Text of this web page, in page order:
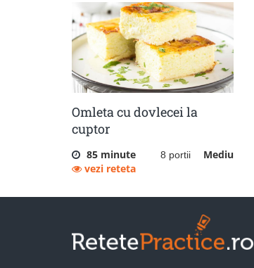
Omleta cu dovlecei la
cuptor
85 minute 8 portii
Mediu
vezi reteta